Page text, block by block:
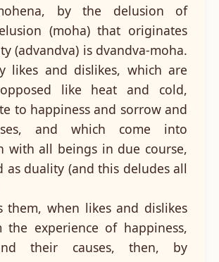
by the delusion of
(moha) that originates
(advandva) is dvandva-moha.
likes and dislikes, which are
like heat and cold,
to happiness and sorrow and
and which come into
with all beings in due course,
as duality (and this deludes all
them, when likes and dislikes
the experience of happiness,
their causes, then, by